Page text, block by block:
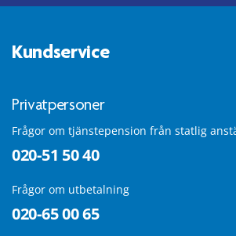
Kundservice
Privatpersoner
Frågor om tjänstepension från statlig
020-51 50 40
Frågor om utbetalning
020-65 00 65